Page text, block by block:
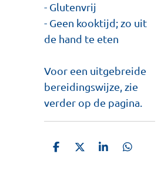
- Glutenvrij
- Geen kooktijd; zo uit
de hand te eten
Voor een uitgebreide
bereidingswijze, zie
verder op de pagina.
D
D
S
D